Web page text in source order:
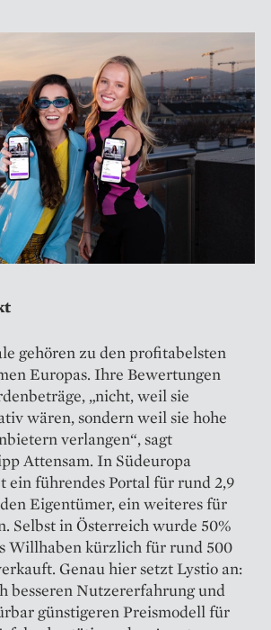
gehören zu den profitabelsten
Europas. Ihre Bewertungen
„nicht, weil sie
wären, sondern weil sie hohe
verlangen“, sagt
Attensam. In Südeuropa
ein führendes Portal für rund 2,9
Eigentümer, ein weiteres für
Selbst in Österreich wurde 50%
Willhaben kürzlich für rund 500
Genau hier setzt Lystio an:
besseren Nutzererfahrung und
günstigeren Preismodell für